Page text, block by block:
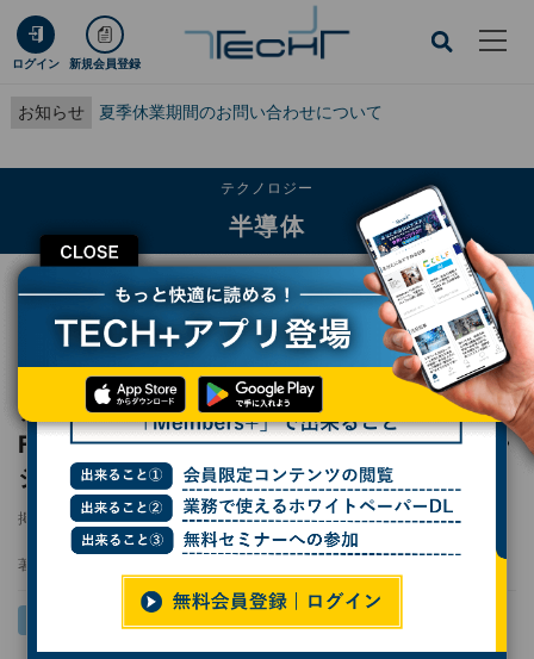
ログイン 新規会員登録
お知らせ 夏季休業期間のお問い合わせについて
CLOSE
テクノロジー
半導体
TECH+ テクノロジー
半導体
アドバンテストが伊Technoprobeと米FormFactorに少数持分投資、戦略パー
アドバンテストが伊Technoprobeと米
FormFactorに少数持分投資、戦略パートナー
シップを締結
掲載日 2025/01/09 15:27
著者：